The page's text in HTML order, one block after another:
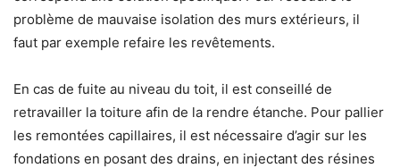
problème de mauvaise isolation des murs extérieurs, il
faut par exemple refaire les revêtements.
En cas de fuite au niveau du toit, il est conseillé de
retravailler la toiture afin de la rendre étanche. Pour pallier
les remontées capillaires, il est nécessaire d’agir sur les
fondations en posant des drains, en injectant des résines